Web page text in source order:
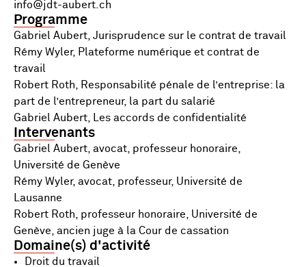
info@jdt-aubert.ch
Programme
Gabriel Aubert, Jurisprudence sur le contrat de travail
Rémy Wyler, Plateforme numérique et contrat de
travail
Robert Roth, Responsabilité pénale de l’entreprise: la
part de l’entrepreneur, la part du salarié
Gabriel Aubert, Les accords de confidentialité
Intervenants
Gabriel Aubert, avocat, professeur honoraire,
Université de Genève
Rémy Wyler, avocat, professeur, Université de
Lausanne
Robert Roth, professeur honoraire, Université de
Genève, ancien juge à la Cour de cassation
Domaine(s) d'activité
Droit du travail